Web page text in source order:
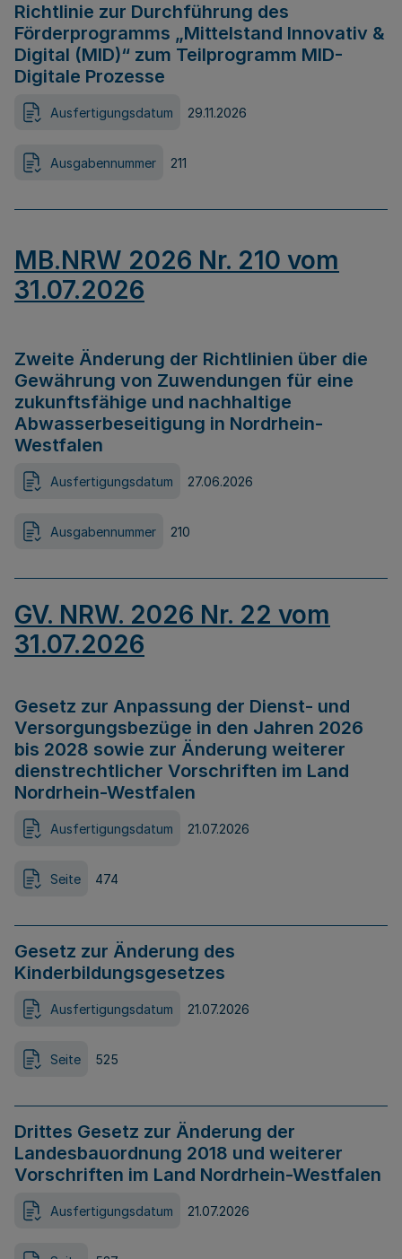
Richtlinie zur Durchführung des
Förderprogramms „Mittelstand Innovativ &
Digital (MID)“ zum Teilprogramm MID-
Digitale Prozesse
Ausfertigungsdatum 29.11.2026
Ausgabennummer 211
MB.NRW 2026 Nr. 210 vom
31.07.2026
Zweite Änderung der Richtlinien über die
Gewährung von Zuwendungen für eine
zukunftsfähige und nachhaltige
Abwasserbeseitigung in Nordrhein-
Westfalen
Ausfertigungsdatum 27.06.2026
Ausgabennummer 210
GV. NRW. 2026 Nr. 22 vom
31.07.2026
Gesetz zur Anpassung der Dienst- und
Versorgungsbezüge in den Jahren 2026
bis 2028 sowie zur Änderung weiterer
dienstrechtlicher Vorschriften im Land
Nordrhein-Westfalen
Ausfertigungsdatum 21.07.2026
Seite 474
Gesetz zur Änderung des
Kinderbildungsgesetzes
Ausfertigungsdatum 21.07.2026
Seite 525
Drittes Gesetz zur Änderung der
Landesbauordnung 2018 und weiterer
Vorschriften im Land Nordrhein-Westfalen
Ausfertigungsdatum 21.07.2026